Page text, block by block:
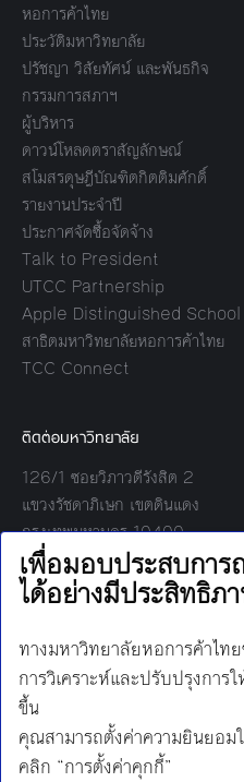
หอการค้าไทย
ประวัติมหาวิทยาลัย
ปรัชญา วิสัยทัศน์ และพันธกิจ
กรรมการสภาฯ
ผู้บริหาร
ดาวน์โหลดตราสัญลักษณ์
สโมสรดุษฎีบัณฑิตกิตติมศักดิ์
รายงานประจำปี
ประกาศจัดซื้อจัดจ้าง
Talk to President
UTCC Partnership
Apple Distinguished School
สาธิตมหาวิทยาลัยหอการค้าไทย
TCC Connect
ติดต่อมหาวิทยาลัย
126/1 ซอยวิภาวดีรังสิต 2
แขวงรัชดาภิเษก เขตดินแดง
กรุงเทพมหานคร 10400
โทร:
02-697-6000
เวลาทำการ:
8.30 - 17.00
Find us on:
Facebook
TwitterYouTube
Instagram
LineMail